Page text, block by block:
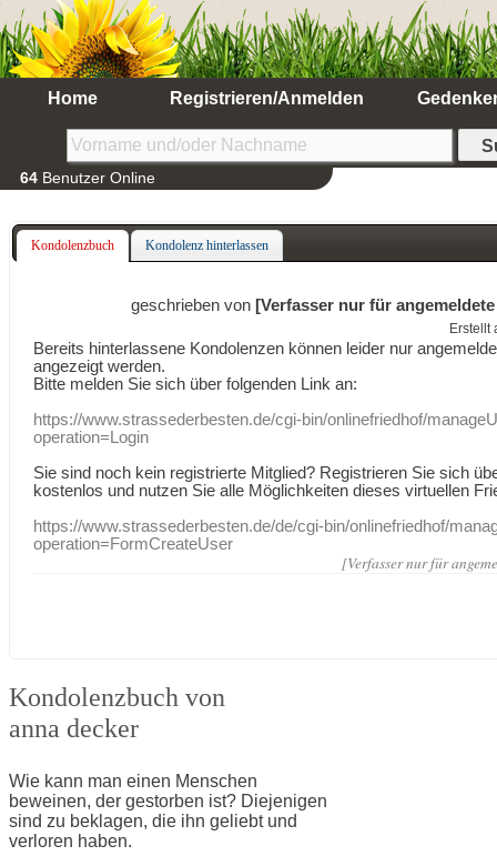
Home Registrieren/Anmelden
64 Benutzer Online
Kondolenzbuch Kondolenz hinterlassen
geschrieben von [Verfasser nur für
Erstellt
Bereits hinterlassene Kondolenzen können leider nur
angezeigt werden.
Bitte melden Sie sich über folgenden Link an:
https://www.strassederbesten.de/cgi-bin/onlinefriedhof/
operation=Login
Sie sind noch kein registrierte Mitglied? Registrieren Sie sich
kostenlos und nutzen Sie alle Möglichkeiten dieses virtuellen
https://www.strassederbesten.de/de/cgi-bin/onlinefriedhof/
operation=FormCreateUser
[Verfasser nur für
Kondolenzbuch von
anna decker
Wie kann man einen Menschen
beweinen, der gestorben ist? Diejenigen
sind zu beklagen, die ihn geliebt und
verloren haben.